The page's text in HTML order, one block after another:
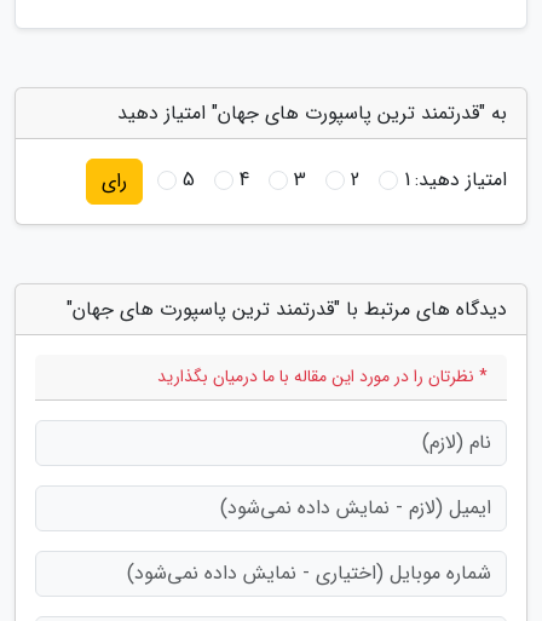
به "قدرتمند ترین پاسپورت های جهان" امتیاز دهید
امتیاز دهید:1
2
3
4
5 رای
دیدگاه های مرتبط با "قدرتمند ترین پاسپورت های جهان"
* نظرتان را در مورد این مقاله با ما درمیان بگذارید